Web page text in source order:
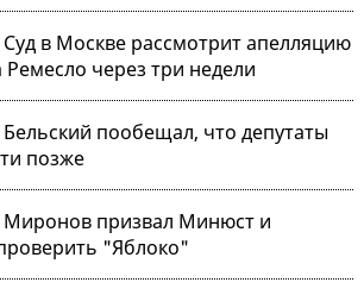
Суд в Москве рассмотрит апелляцию
Ремесло через три недели
Бельский пообещал, что депутаты
позже
Миронов призвал Минюст и
"Яблоко"